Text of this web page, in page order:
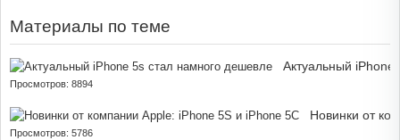
Материалы по теме
Актуальный
Просмотров: 8894
Новинки от
Просмотров: 5786